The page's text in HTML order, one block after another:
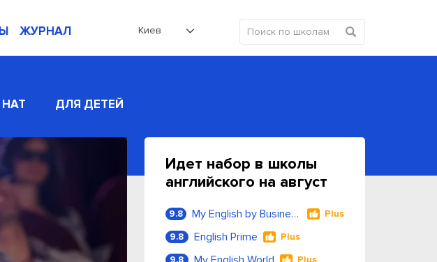
ЖУРНАЛ Киев
HAT ДЛЯ ДЕТЕЙ
Идет набор в школы
английского на август
9.8 My English by Business Language Plus
9.8 English Prime Plus